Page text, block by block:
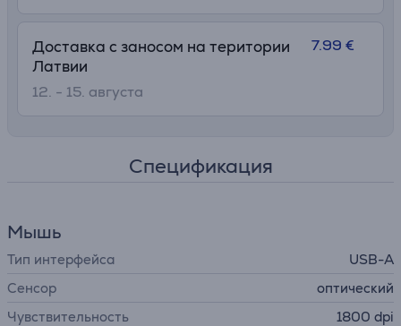
Доставка с заносом на територии
Латвии
12. - 15. августа
7.99 €
Спецификация
Мышь
Тип интерфейса
USB-A
Сенсор
оптический
Чувствительность
1800 dpi